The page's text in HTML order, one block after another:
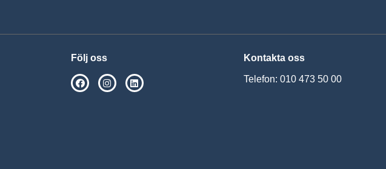
Följ oss
SPSM på Facebook
SPSM på Instagram
Kontakta oss
Telefon: 010 473 50 00